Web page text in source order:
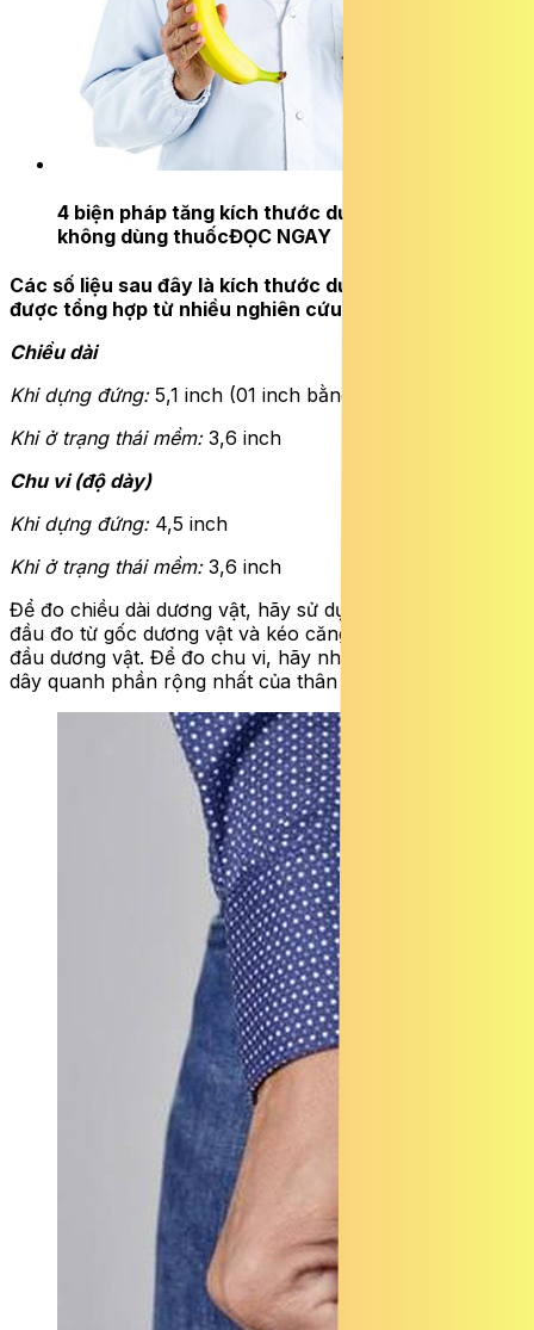
4 biện pháp tăng kích thước dương vật tự nhiên
không dùng thuốcĐỌC NGAY
Các số liệu sau đây là kích thước dương vật trung bình
được tổng hợp từ nhiều nghiên cứu khoa học:
Chiều dài
Khi dựng đứng: 5,1 inch (01 inch bằng khoảng 2,54 cm)
Khi ở trạng thái mềm:3,6 inch
Chu vi (độ dày)
Khi dựng đứng: 4,5 inch
Khi ở trạng thái mềm: 3,6 inch
Để đo chiều dài dương vật, hãy sử dụng thước dây. Bắt
đầu đo từ gốc dương vật và kéo căng thước dây đến
đầu dương vật. Để đo chu vi, hãy nhẹ nhàng quấn thước
dây quanh phần rộng nhất của thân dương vật.